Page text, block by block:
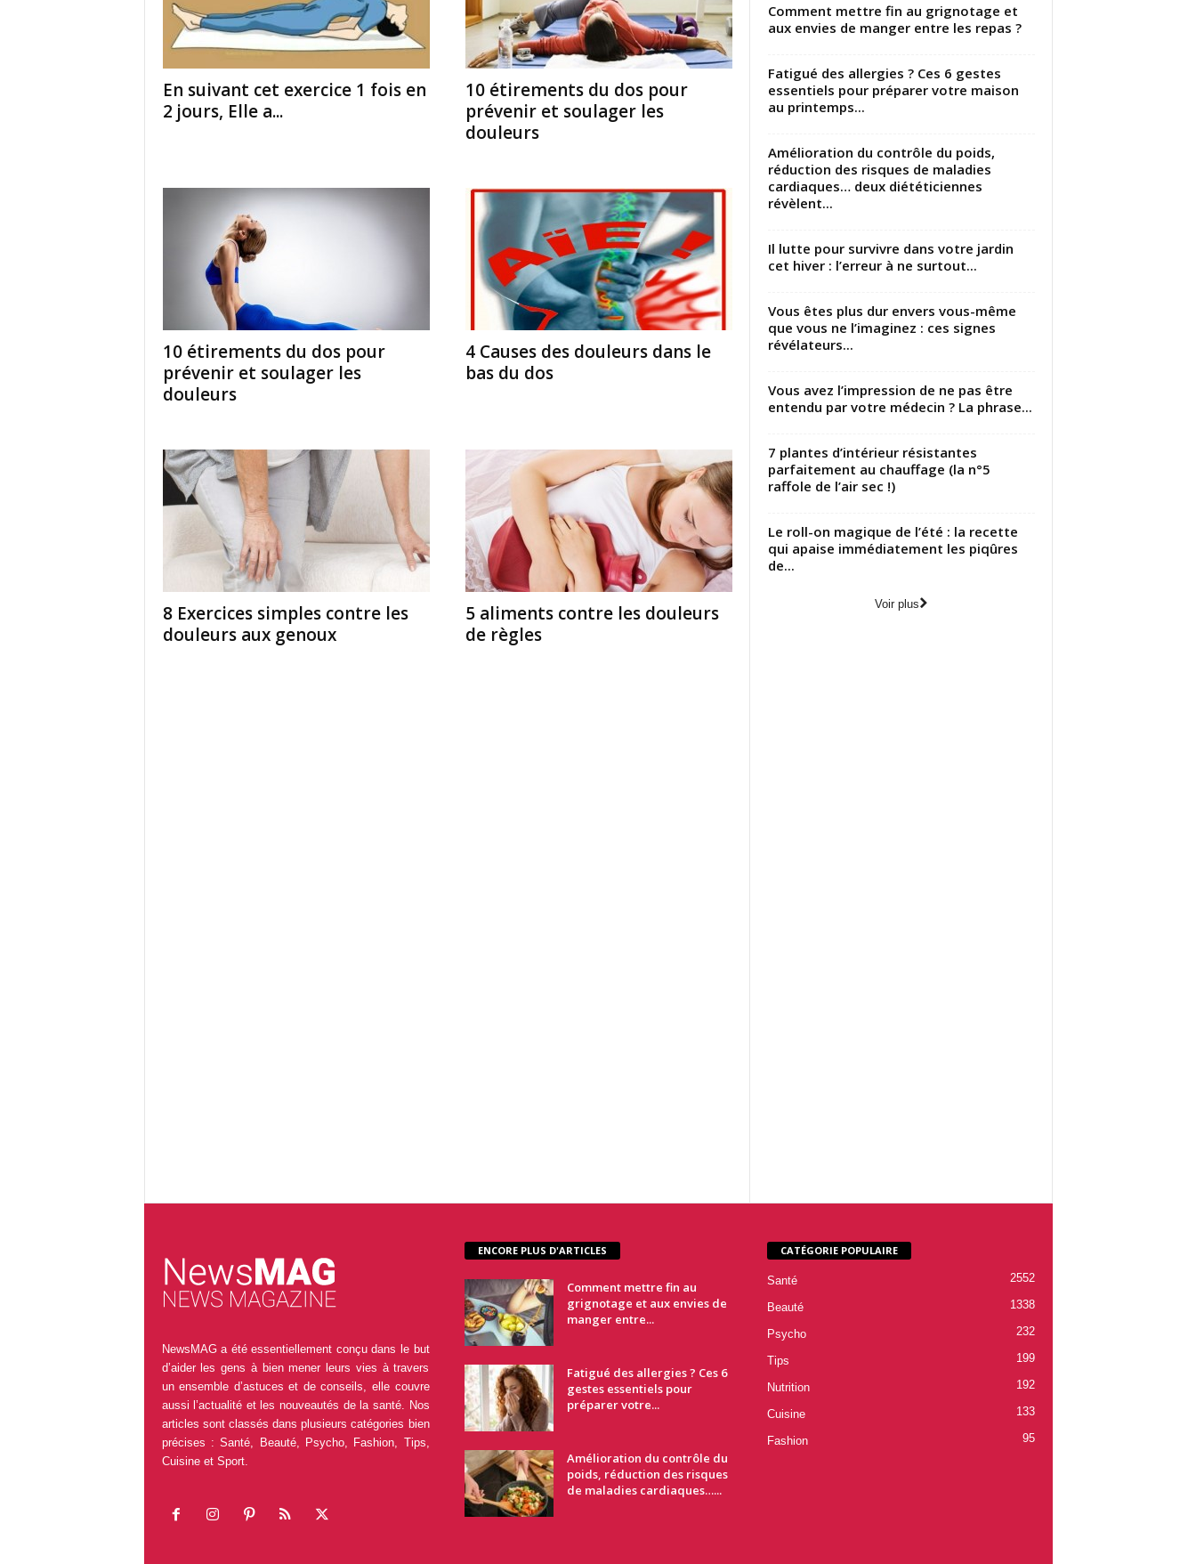
En suivant cet exercice 1 fois en
2 jours, Elle a...
10 étirements du dos pour
prévenir et soulager les
douleurs
10 étirements du dos pour
prévenir et soulager les
douleurs
4 Causes des douleurs dans le
bas du dos
8 Exercices simples contre les
douleurs aux genoux
5 aliments contre les douleurs
de règles
Comment mettre fin au grignotage et
aux envies de manger entre les repas ?
Fatigué des allergies ? Ces 6 gestes
essentiels pour préparer votre maison
au printemps...
Amélioration du contrôle du poids,
réduction des risques de maladies
cardiaques… deux diététiciennes
révèlent...
Il lutte pour survivre dans votre jardin
cet hiver : l’erreur à ne surtout...
Vous êtes plus dur envers vous-même
que vous ne l’imaginez : ces signes
révélateurs...
Vous avez l’impression de ne pas être
entendu par votre médecin ? La phrase...
7 plantes d’intérieur résistantes
parfaitement au chauffage (la n°5
raffole de l’air sec !)
Le roll-on magique de l’été : la recette
qui apaise immédiatement les piqûres
de...
Voir plus
NewsMAG a été essentiellement conçu dans le but
d’aider les gens à bien mener leurs vies à travers
un ensemble d’astuces et de conseils, elle couvre
aussi l’actualité et les nouveautés de la santé. Nos
articles sont classés dans plusieurs catégories bien
précises : Santé, Beauté, Psycho, Fashion, Tips,
Cuisine et Sport.
ENCORE PLUS D'ARTICLES
Comment mettre fin au
grignotage et aux envies de
manger entre...
Fatigué des allergies ? Ces 6
gestes essentiels pour
préparer votre...
Amélioration du contrôle du
poids, réduction des risques
de maladies cardiaques…...
CATÉGORIE POPULAIRE
Santé 2552
Beauté 1338
Psycho 232
Tips 199
Nutrition 192
Cuisine 133
Fashion 95